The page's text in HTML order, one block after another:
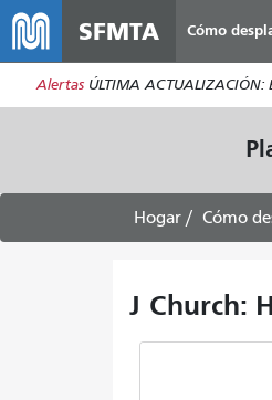
SFMTA Cómo
Alertas ÚLTIMA
Hogar Cómo
J Church: